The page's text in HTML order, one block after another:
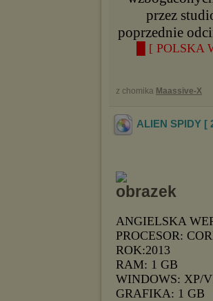
przez
poprzednie
█ [ POLSKA
z chomika Maassive-X
ALIEN SPIDY [
ANGIELSKA
PROCESOR:
ROK:2013
RAM: 1 GB
WINDOWS: XP/
GRAFIKA: 1 GB